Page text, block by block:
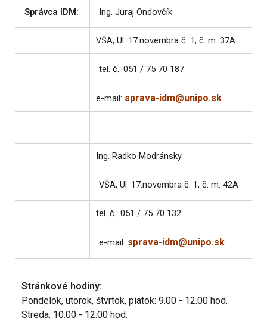
Správca IDM: Ing. Juraj Ondovčík
VŠA, Ul. 17.novembra č. 1, č. m. 37A
tel. č.: 051 / 75 70 187
e-mail: sprava-idm@unipo.sk
Ing. Radko Modránsky
VŠA, Ul. 17.novembra č. 1, č. m. 42A
tel. č.: 051 / 75 70 132
e-mail: sprava-idm@unipo.sk
Stránkové hodiny:
Pondelok, utorok, štvrtok, piatok: 9.00 - 12.00 hod.
Streda: 10.00 - 12.00 hod.